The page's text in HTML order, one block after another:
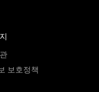
보호정책